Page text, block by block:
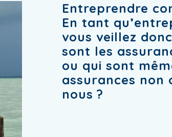
Entreprendre
En tant
vous veillez
sont les
ou qui sont
assurances non
nous ?